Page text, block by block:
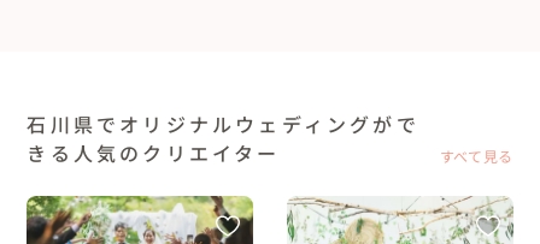
石川県でオリジナルウェディングがで
きる人気のクリエイター
すべて見る